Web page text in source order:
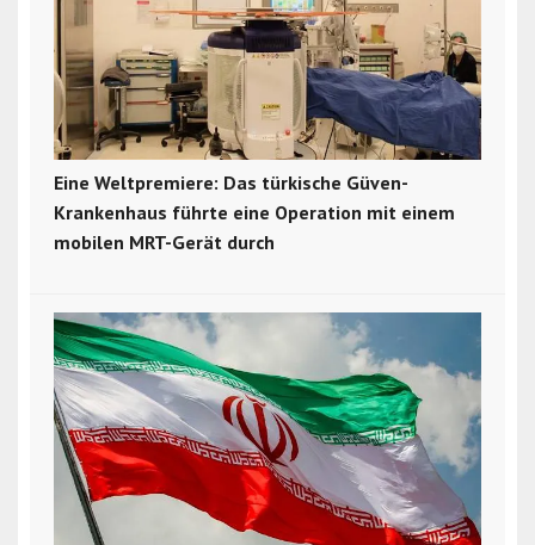
Eine Weltpremiere: Das türkische Güven-
Krankenhaus führte eine Operation mit einem
mobilen MRT-Gerät durch